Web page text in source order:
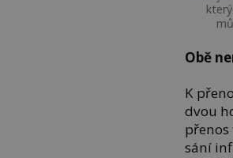
Obě
K
dvou
sání